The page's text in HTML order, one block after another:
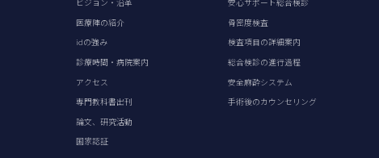
ビジョン・沿革
医療陣の紹介
idの強み
診療時間・病院案内
アクセス
専門教科書出刊
論文、研究活動
国家認証
安心サポート総合検診
骨密度検査
検査項目の詳細案内
総合検診の進行過程
安全麻酔システム
手術後のカウンセリング